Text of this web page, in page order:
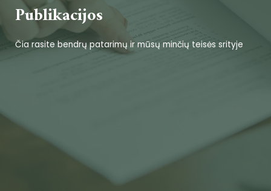
Publikacijos
Čia rasite bendrų patarimų ir mūsų minčių teisės srityje